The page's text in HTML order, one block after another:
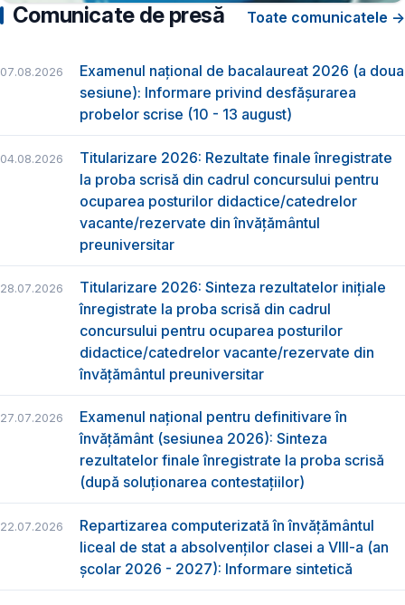
Comunicate de presă Toate comunicatele →
07.08.2026
Examenul național de bacalaureat 2026 (a doua
sesiune): Informare privind desfășurarea
probelor scrise (10 - 13 august)
04.08.2026
Titularizare 2026: Rezultate finale înregistrate
la proba scrisă din cadrul concursului pentru
ocuparea posturilor didactice/catedrelor
vacante/rezervate din învăţământul
preuniversitar
28.07.2026
Titularizare 2026: Sinteza rezultatelor inițiale
înregistrate la proba scrisă din cadrul
concursului pentru ocuparea posturilor
didactice/catedrelor vacante/rezervate din
învăţământul preuniversitar
27.07.2026
Examenul național pentru definitivare în
învățământ (sesiunea 2026): Sinteza
rezultatelor finale înregistrate la proba scrisă
(după soluționarea contestațiilor)
22.07.2026
Repartizarea computerizată în învăţământul
liceal de stat a absolvenţilor clasei a VIII-a (an
școlar 2026 - 2027): Informare sintetică